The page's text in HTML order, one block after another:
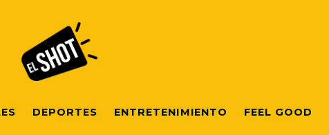
DEPORTES ENTRETENIMIENTO FEEL GOOD